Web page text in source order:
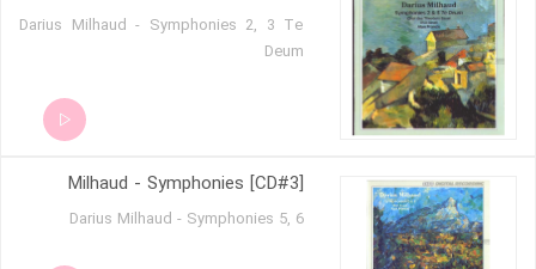
Darius Milhaud - Symphonies 2, 3 Te
Deum
Milhaud - Symphonies [CD#3]
Darius Milhaud - Symphonies 5, 6